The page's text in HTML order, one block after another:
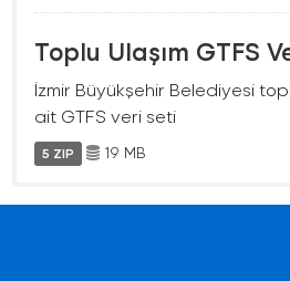
Toplu Ulaşım GTFS
İzmir Büyükşehir Belediyesi
ait GTFS veri seti
5 ZIP 19 MB